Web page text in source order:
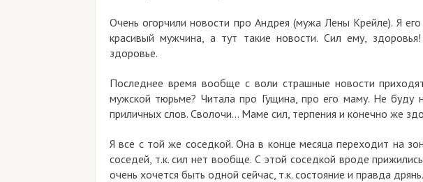
Очень огорчили новости про Андрея (мужа Лены Крейле). Я
красивый мужчина, а тут такие новости. Сил ему,
здоровье.
Последнее время вообще с воли страшные новости
мужской тюрьме? Читала про Гущина, про его маму. Не буду
приличных слов. Сволочи… Маме сил, терпения и конечно же
Я все с той же соседкой. Она в конце месяца переходит на
соседей, т.к. сил нет вообще. С этой соседкой вроде
очень хочется быть одной сейчас, т.к. состояние и правда дрянь.